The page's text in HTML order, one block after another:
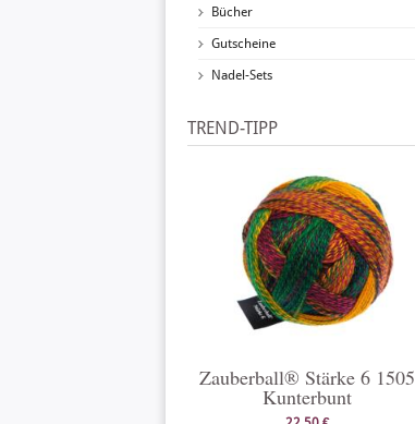
Bücher
Gutscheine
Nadel-Sets
TREND-TIPP
Zauberball® Stärke 6 1505
Kunterbunt